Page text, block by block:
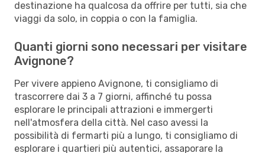
destinazione ha qualcosa da offrire per tutti, sia che
viaggi da solo, in coppia o con la famiglia.
Quanti giorni sono necessari per visitare
Avignone?
Per vivere appieno Avignone, ti consigliamo di
trascorrere dai 3 a 7 giorni, affinché tu possa
esplorare le principali attrazioni e immergerti
nell'atmosfera della città. Nel caso avessi la
possibilità di fermarti più a lungo, ti consigliamo di
esplorare i quartieri più autentici, assaporare la